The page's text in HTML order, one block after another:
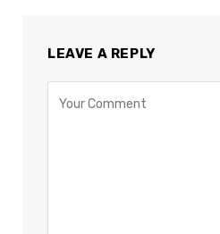
LEAVE A REPLY